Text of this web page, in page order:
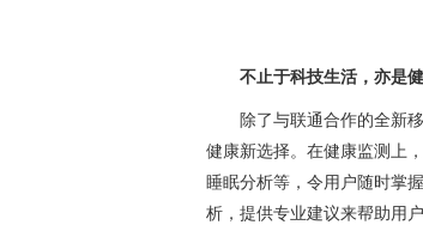
不止于科技生活，亦是
除了与联通合作的全新
健康新选择。在健康监测上
睡眠分析等，令用户随时掌
析，提供专业建议来帮助用